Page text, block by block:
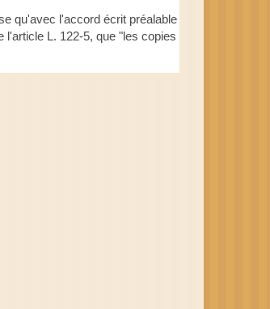
qu'avec l'accord écrit préalable
l'article L. 122-5, que "les copies